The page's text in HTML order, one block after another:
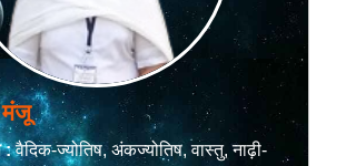
मंजू
:वैदिक-ज्योतिष, अंकज्योतिष, वास्तु, नाढ़ी-